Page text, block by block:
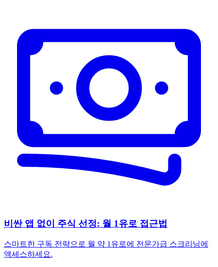
비싼 앱 없이 주식 선정: 월 1유로 접근법
스마트한 구독 전략으로 월 약 1유로에 전문가급 스크리닝에
액세스하세요.